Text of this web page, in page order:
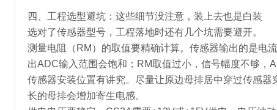
四、工程选型避坑：这些细节没注意，装上去也是白装
选对了传感器型号，工程落地时还有几个坑需要避开。
测量电阻（RM）的取值要精确计算。传感器输出的是电
出ADC输入范围会饱和；RM取值过小，信号幅度不够，
传感器安装位置有讲究。尽量让原边母排居中穿过传感
长的母排会增加寄生电感。